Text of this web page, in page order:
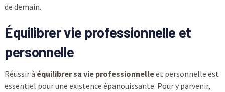
de demain.
Équilibrer vie professionnelle et
personnelle
Réussir à équilibrer sa vie professionnelleet personnelle est
essentiel pour une existence épanouissante. Pour y parvenir,